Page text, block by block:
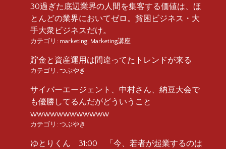
30過ぎた底辺業界の人間を集客する価値は、ほ
とんどの業界においてゼロ。貧困ビジネス・大
手大衆ビジネスだけ。
カテゴリ: marketing Marketing講座
貯金と資産運用は間違ってたトレンドが来る
カテゴリ: つぶやき
サイバーエージェント、中村さん、納豆大会で
も優勝してるんだがどういうこと
wwwwwwwwwwww
カテゴリ: つぶやき
ゆとりくん 31:00 「今、若者が起業するのは